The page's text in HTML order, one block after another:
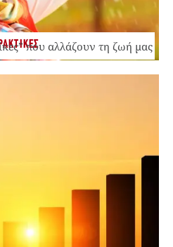
που αλλάζουν τη ζωή μας